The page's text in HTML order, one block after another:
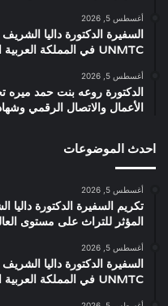
أغسطس 5, 2026
السفيرة الدكتورة داليا
UNMTC في المملكة العربية السعودية
أغسطس 5, 2026
الدكتورة روعه بنت حمد ميره
الأعمال والاتصال الرقمي
احدث الموضوعات
أغسطس 5, 2026
تكريم السفيرة الدكتورة
المؤثر للتراث على مستوى العالم
أغسطس 5, 2026
السفيرة الدكتورة داليا
UNMTC في المملكة العربية السعودية